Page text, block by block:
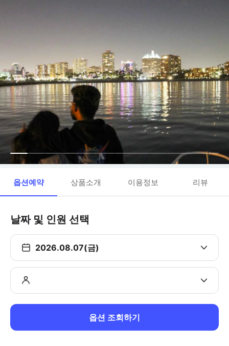
옵션예약 상품소개 이용정보 리뷰
날짜 및 인원 선택
2026.08.07(금)
옵션 조회하기